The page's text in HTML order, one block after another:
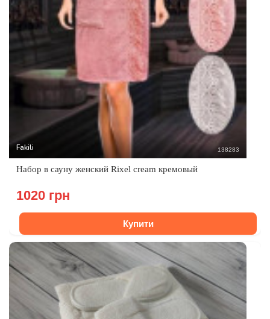
Fakili 138283
Набор в сауну женский Rixel cream кремовый
1020 грн
Купити